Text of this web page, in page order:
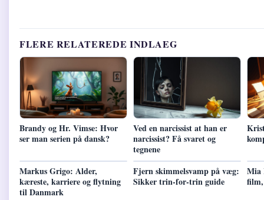
FLERE RELATEREDE INDLAEG
Brandy og Hr. Vimse: Hvor
ser man serien på dansk?
Ved en narcissist at han er
narcissist? Få svaret og
tegnene
Markus Grigo: Alder,
kæreste, karriere og flytning
til Danmark
Fjern skimmelsvamp på væg:
Sikker trin-for-trin guide
Mia